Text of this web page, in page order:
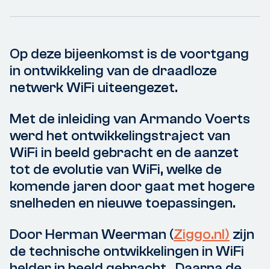
Op deze bijeenkomst is de voortgang
in ontwikkeling van de draadloze
netwerk WiFi uiteengezet.
Met de inleiding van Armando Voerts
werd het ontwikkelingstraject van
WiFi in beeld gebracht en de aanzet
tot de evolutie van WiFi, welke de
komende jaren door gaat met hogere
snelheden en nieuwe toepassingen.
Door Herman Weerman (Ziggo.nl) zijn
de technische ontwikkelingen in WiFi